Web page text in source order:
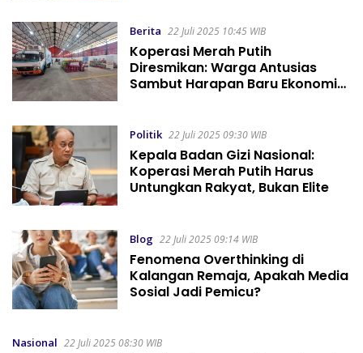
Berita 22 Juli 2025 10:45 WIB
Koperasi Merah Putih
Diresmikan: Warga Antusias
Sambut Harapan Baru Ekonomi
Politik 22 Juli 2025 09:30 WIB
Kepala Badan Gizi Nasional:
Koperasi Merah Putih Harus
Untungkan Rakyat, Bukan Elite
Blog 22 Juli 2025 09:14 WIB
Fenomena Overthinking di
Kalangan Remaja, Apakah Media
Sosial Jadi Pemicu?
Nasional 22 Juli 2025 08:30 WIB